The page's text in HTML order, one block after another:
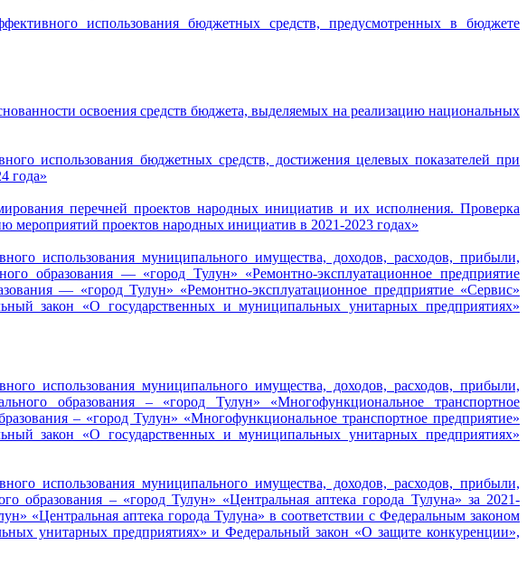
использования бюджетных средств, предусмотренных в бюджете
освоения средств бюджета, выделяемых на реализацию национальных
использования бюджетных средств, достижения целевых показателей при
года»
перечней проектов народных инициатив и их исполнения. Проверка
мероприятий проектов народных инициатив в 2021-2023 годах»
использования муниципального имущества, доходов, расходов, прибыли,
образования — «город Тулун» «Ремонтно-эксплуатационное предприятие
— «город Тулун» «Ремонтно-эксплуатационное предприятие «Сервис»
закон «О государственных и муниципальных унитарных предприятиях»
использования муниципального имущества, доходов, расходов, прибыли,
образования – «город Тулун» «Многофункциональное транспортное
– «город Тулун» «Многофункциональное транспортное предприятие»
закон «О государственных и муниципальных унитарных предприятиях»
использования муниципального имущества, доходов, расходов, прибыли,
– «город Тулун» «Центральная аптека города Тулуна» за 2021-
«Центральная аптека города Тулуна» в соответствии с Федеральным законом
унитарных предприятиях» и Федеральный закон «О защите конкуренции»,